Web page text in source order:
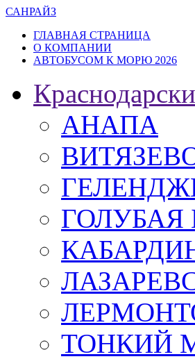
САНРАЙЗ
ГЛАВНАЯ СТРАНИЦА
О КОМПАНИИ
АВТОБУСОМ К МОРЮ 2026
АНАПА
ГОЛУБАЯ
ТОНКИЙ